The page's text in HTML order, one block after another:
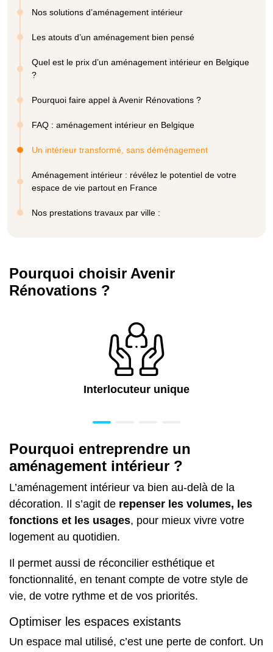
Nos solutions d’aménagement intérieur
Les atouts d’un aménagement bien pensé
Quel est le prix d’un aménagement intérieur en Belgique
?
Pourquoi faire appel à Avenir Rénovations ?
FAQ : aménagement intérieur en Belgique
Un intérieur transformé, sans déménagement
Aménagement intérieur : révélez le potentiel de votre
espace de vie partout en France
Nos prestations travaux par ville :
Pourquoi choisir Avenir
Rénovations ?
Interlocuteur unique
Pourquoi entreprendre un
aménagement intérieur ?
L’aménagement intérieur va bien au-delà de la
décoration. Il s’agit de repenser les volumes, les
fonctions et les usages, pour mieux vivre votre
logement au quotidien.
Il permet aussi de réconcilier esthétique et
fonctionnalité, en tenant compte de votre style de
vie, de votre rythme et de vos priorités.
Optimiser les espaces existants
Un espace mal utilisé, c’est une perte de confort. Un